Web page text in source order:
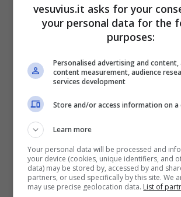
fortissima nei confronti di questa
area del Paese, anche in stretta
con il ministero dell’Ambiente”
vesuvius.it asks for your
your personal data for the
purposes:
Personalised advertising and
content measurement, audience
services development
Store and/or access information on a
Learn more
Your personal data will be processed and
your device (cookies, unique identifiers, and
data) may be stored by, accessed by and
partners, or used specifically by this site. We
may use precise geolocation data. List of